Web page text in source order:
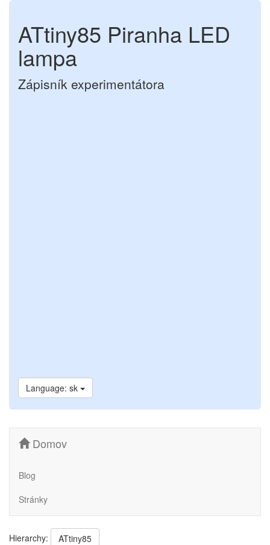
ATtiny85 Piranha LED
lampa
Zápisník experimentátora
Language: sk
Domov
Blog
Stránky
Hierarchy:
ATtiny85